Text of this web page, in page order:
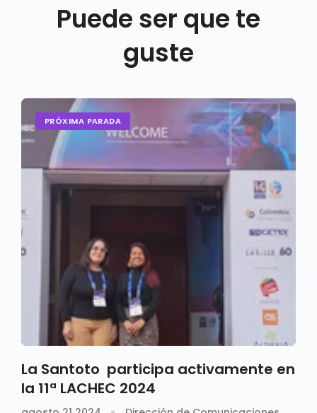
Puede ser que te
guste
PRÓXIMA PARADA
La Santoto participa activamente en
la 11ª LACHEC 2024